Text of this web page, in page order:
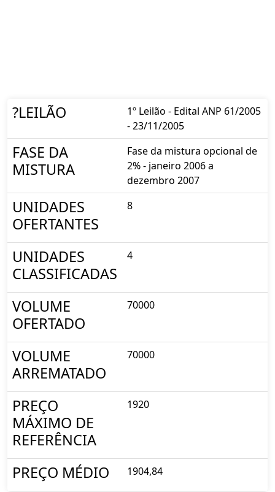
?LEILÃO
1º Leilão - Edital ANP 61/2005
- 23/11/2005
FASE DA
MISTURA
Fase da mistura opcional de
2% - janeiro 2006 a
dezembro 2007
UNIDADES
OFERTANTES
8
UNIDADES
CLASSIFICADAS
4
VOLUME
OFERTADO
70000
VOLUME
ARREMATADO
70000
PREÇO
MÁXIMO DE
REFERÊNCIA
1920
PREÇO MÉDIO 1904,84